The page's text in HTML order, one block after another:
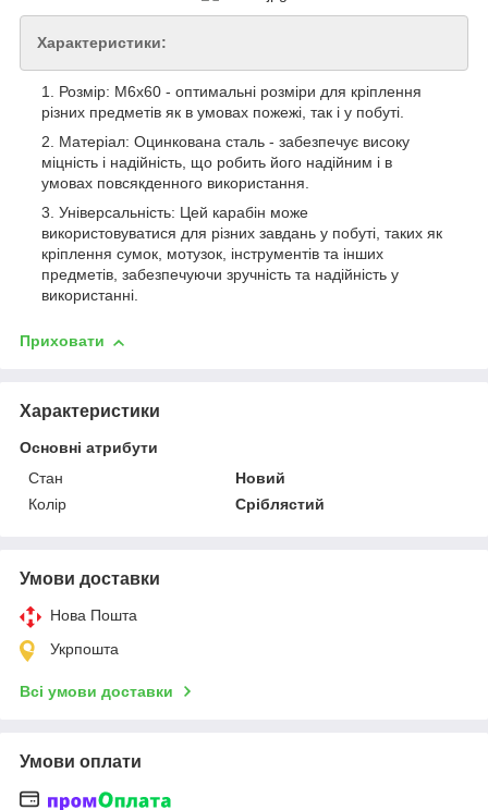
Характеристики:
Розмір: М6х60 - оптимальні розміри для кріплення
різних предметів як в умовах пожежі, так і у побуті.
Матеріал: Оцинкована сталь - забезпечує високу
міцність і надійність, що робить його надійним і в
умовах повсякденного використання.
Універсальність: Цей карабін може
використовуватися для різних завдань у побуті, таких як
кріплення сумок, мотузок, інструментів та інших
предметів, забезпечуючи зручність та надійність у
використанні.
Приховати
Характеристики
Основні атрибути
Стан
Новий
Колір
Сріблястий
Умови доставки
Нова Пошта
Укрпошта
Всі умови доставки
Умови оплати